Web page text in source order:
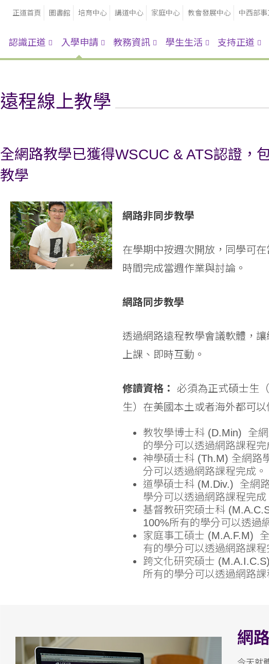
正道首頁 圖書館 培育中心 講道中心 家庭中心 教會發展中心 中西部
認識正道 入學申請 教務資訊 學生生活 支持正道
遠程線上教學
全網路教學已獲得WSCUC & ATS認證，
教學
網路非同步教學
在學期中按週次開放，同學可
時間完成當週作業與討論。
網路同步教學
透過網路遠程教學會議軟體，
上課、即時互動。
修讀資格： 必須為正式碩士生
生）在美國本土或者海外都可以
教牧學博士科 (D.Min) 全
的學分可以透過網路課程完
神學碩士科 (Th.M) 全網路
分可以透過網路課程完成。
道學碩士科(M.Div.) 全網
學分可以透過網路課程完成
基督教研究碩士科
100%所有的學分可以透過
家庭事工碩士 (M.A.F.M)
有的學分可以透過網路課程
跨文化研究碩士 (M.A.I.C.S)
所有的學分可以透過網路課
網